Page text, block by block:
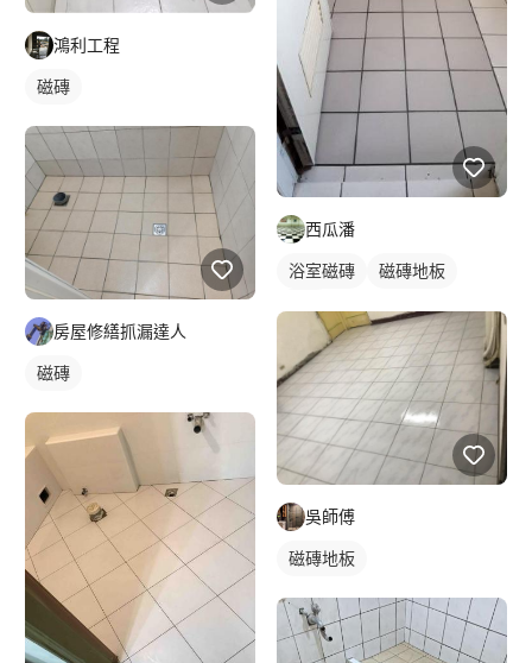
鴻利工程
磁磚
房屋修繕抓漏達人
磁磚
西瓜潘
浴室磁磚
磁磚地板
吳師傅
磁磚地板